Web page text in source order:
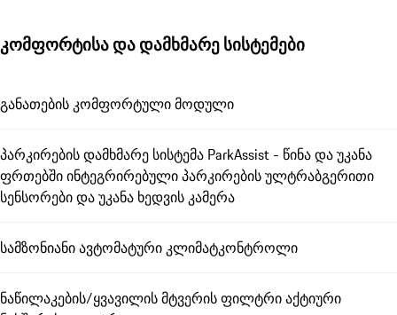
კომფორტისა და დამხმარე სისტემები
განათების კომფორტული მოდული
პარკირების დამხმარე სისტემა ParkAssist - წინა და უკანა
ფრთებში ინტეგრირებული პარკირების ულტრაბგერითი
სენსორები და უკანა ხედვის კამერა
სამზონიანი ავტომატური კლიმატკონტროლი
ნაწილაკების/ყვავილის მტვერის ფილტრი აქტიური